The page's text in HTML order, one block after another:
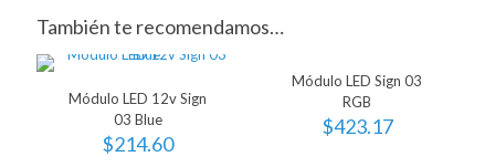
También te recomendamos…
Módulo LED 12v Sign
03 Blue
$214.60
Módulo LED Sign 03
RGB
$423.17